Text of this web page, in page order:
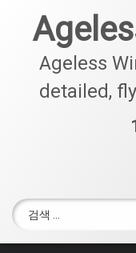
Ageless
detailed,